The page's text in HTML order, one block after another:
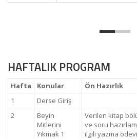
HAFTALIK PROGRAM
Hafta Konular
Ön Hazırlık
1
Derse Giriş
2
Beyin
Mitlerini
Yıkmak 1
Verilen kitap
ve soru
ilgili yazma